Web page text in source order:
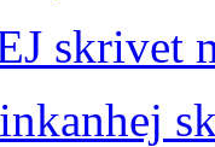
skrivet